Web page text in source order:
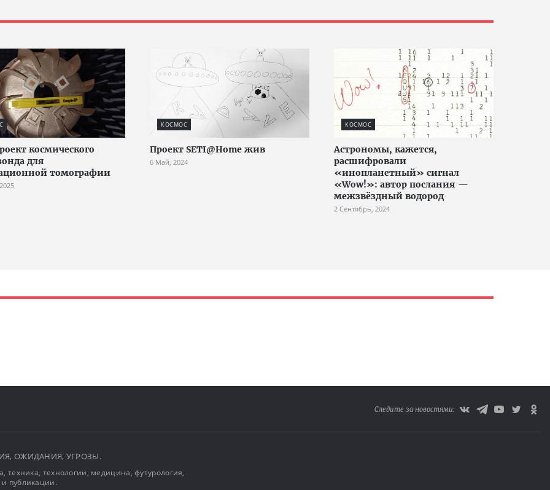
космического
для
томографии
КОСМОС
Проект SETI@Home жив
6 Май, 2024
КОСМОС
Астрономы, кажется,
расшифровали
«инопланетный» сигнал
«Wow!»: автор послания —
межзвёздный водород
2 Сентябрь, 2024
Следите за новостями:
ОЖИДАНИЯ, УГРОЗЫ.
техника, технологии, медицина, футурология,
публикации.